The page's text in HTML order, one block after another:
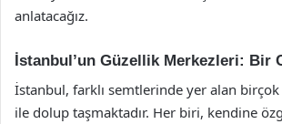
anlatacağız.
İstanbul’un Güzellik Merkezleri: Bir
İstanbul, farklı semtlerinde yer alan
ile dolup taşmaktadır. Her biri, kendine